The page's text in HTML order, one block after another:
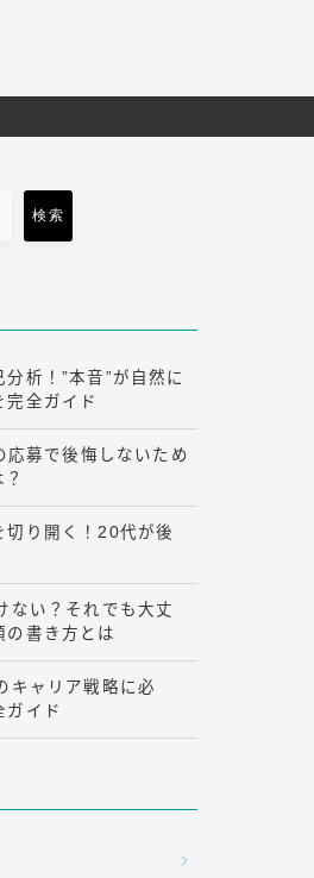
検索
析！”本音”が自然に
完全ガイド
応募で後悔しないため
切り開く！20代が後
ない？それでも大丈
の書き方とは
キャリア戦略に必
ガイド